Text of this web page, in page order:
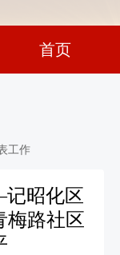
首页
工作
昭化区
梅路社区